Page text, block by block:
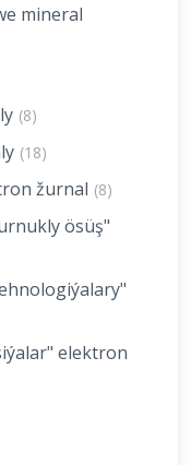
mineral
(8)
(18)
žurnal (8)
ösüş"
elektron